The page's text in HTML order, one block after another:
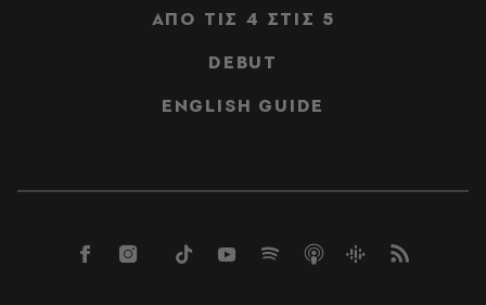
ΑΠΟ ΤΙΣ 4 ΣΤΙΣ 5
DEBUT
ENGLISH GUIDE